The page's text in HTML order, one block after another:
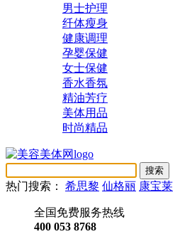
男士护理
纤体瘦身
健康调理
孕婴保健
女士保健
香水香氛
精油芳疗
美体用品
时尚精品
热门搜索： 希思黎 仙格丽 康宝莱
全国免费服务热线
400 053 8768